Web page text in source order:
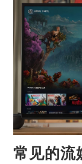
常见的流